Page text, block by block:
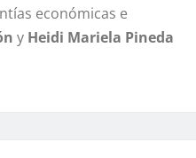
económicas e
y Heidi Mariela Pineda